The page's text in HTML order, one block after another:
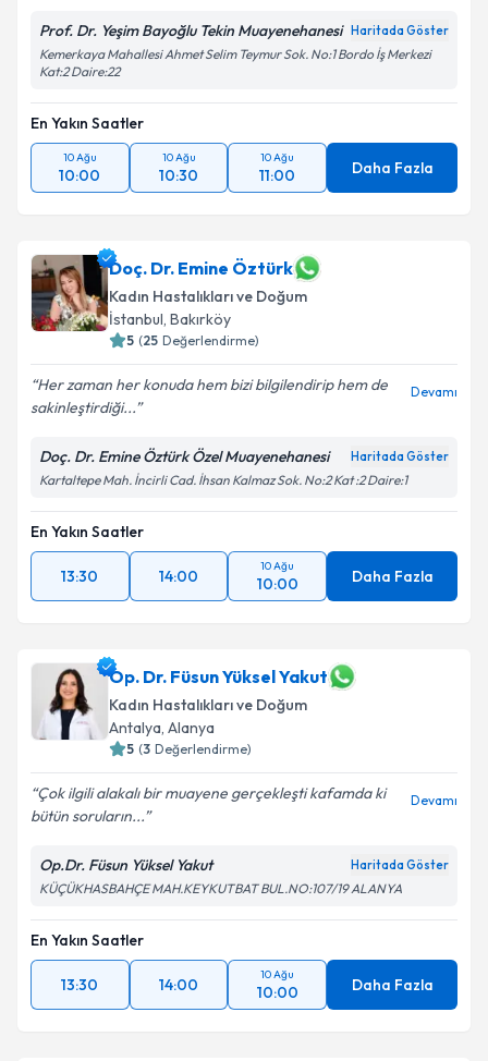
Prof. Dr. Yeşim Bayoğlu Tekin Muayenehanesi Haritada Göster
Kemerkaya Mahallesi Ahmet Selim Teymur Sok. No:1 Bordo İş Merkezi
Kat:2 Daire:22
En Yakın Saatler
10 Ağu
10:00
10 Ağu
10:30
10 Ağu
11:00 Daha Fazla
Doç. Dr. Emine Öztürk
Kadın Hastalıkları ve Doğum
İstanbul, Bakırköy
5 (25 Değerlendirme)
Her zaman her konuda hem bizi bilgilendirip hem de
sakinleştirdiği...
Devamı
Doç. Dr. Emine Öztürk Özel Muayenehanesi Haritada Göster
Kartaltepe Mah. İncirli Cad. İhsan Kalmaz Sok. No:2 Kat :2 Daire:1
En Yakın Saatler
13:30 14:00
10 Ağu
10:00 Daha Fazla
Op. Dr. Füsun Yüksel Yakut
Kadın Hastalıkları ve Doğum
Antalya, Alanya
5 (3 Değerlendirme)
Çok ilgili alakalı bir muayene gerçekleşti kafamda ki
bütün soruların...
Devamı
Op.Dr. Füsun Yüksel Yakut Haritada Göster
KÜÇÜKHASBAHÇE MAH.KEYKUTBAT BUL.NO:107/19 ALANYA
En Yakın Saatler
13:30 14:00
10 Ağu
10:00 Daha Fazla